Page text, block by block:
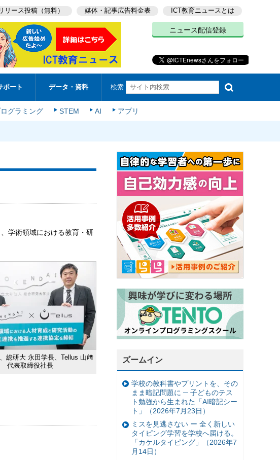
リース投稿（無料） 媒体・記事広告料金表 ICT教育ニュースとは
ニュース配信登録
ポート データ・資料 検索
グラミング STEM AI アプリ
学術領域における教育・研
総研大 永田学長、Tellus 山﨑
代表取締役社長
ズームイン
学校の教科書やプリントを、その
まま暗記問題に ─ 子どものテス
ト勉強から生まれた「AI暗記シー
ト」（2026年7月23日）
ミスを見逃さない ー 全く新しい
タイピング学習を学校へ届ける。
「カケルタイピング」（2026年7
月14日）